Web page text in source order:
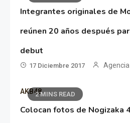
Integrantes originales de
reúnen 20 años después
debut
17 Diciembre 2017 Agencia
2 MINS READ
AKB48
Colocan fotos de Nogizaka